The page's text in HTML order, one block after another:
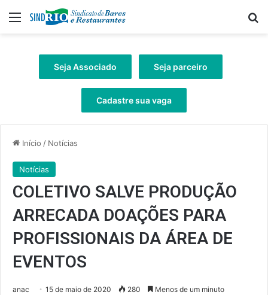
Menu
Seja Associado Seja parceiro
Cadastre sua vaga
Início / Notícias
Notícias
COLETIVO SALVE PRODUÇÃO
ARRECADA DOAÇÕES PARA
PROFISSIONAIS DA ÁREA DE
EVENTOS
anac 15 de maio de 2020 280 Menos de um minuto